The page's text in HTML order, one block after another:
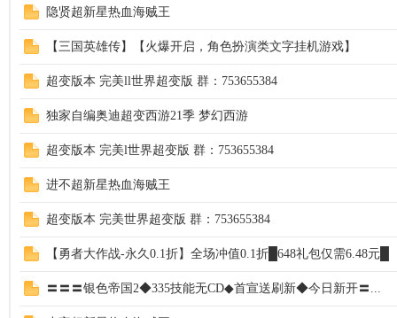
隐贤超新星热血海贼王
【三国英雄传】【火爆开启，角色扮演类文字挂机游戏】
超变版本 完美ll世界超变版 群：753655384
独家自编奥迪超变西游21季 梦幻西游
超变版本 完美l世界超变版 群：753655384
进不超新星热血海贼王
超变版本 完美世界超变版 群：753655384
【勇者大作战-永久0.1折】全场冲值0.1折█648礼包仅需6.48元█
〓〓〓银色帝国2◆335技能无CD◆首宣送刷新◆今日新开〓...